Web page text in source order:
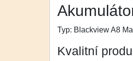
Typ: Blackview A8
Kvalitní